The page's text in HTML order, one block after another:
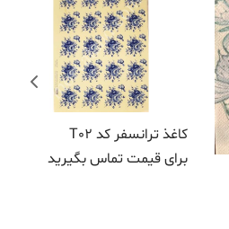
کاغذ ترانسفر کد T02
برای قیمت تماس بگیرید